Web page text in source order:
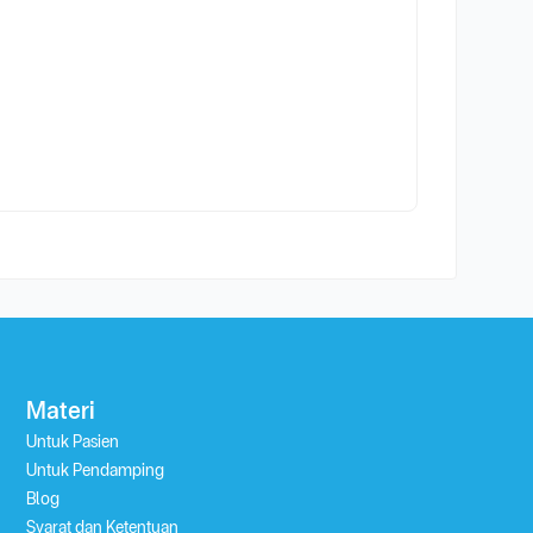
Materi
Untuk Pasien
Untuk Pendamping
Blog
Syarat dan Ketentuan